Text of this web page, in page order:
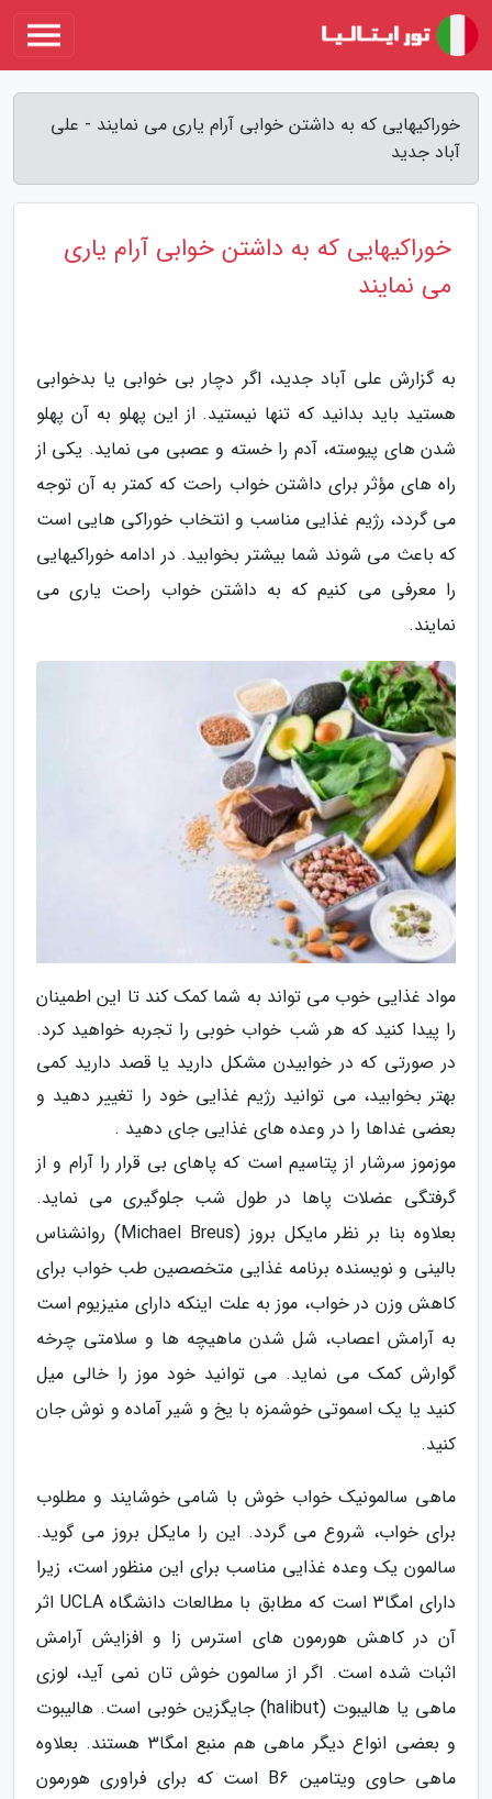
خوراکیهایی که به داشتن خوابی آرام یاری می نمایند - علی
آباد جدید
خوراکیهایی که به داشتن خوابی آرام یاری
می نمایند
به گزارش علی آباد جدید، اگر دچار بی خوابی یا بدخوابی
هستید باید بدانید که تنها نیستید. از این پهلو به آن پهلو
شدن های پیوسته، آدم را خسته و عصبی می نماید. یکی از
راه های مؤثر برای داشتن خواب راحت که کمتر به آن توجه
می گردد، رژیم غذایی مناسب و انتخاب خوراکی هایی است
که باعث می شوند شما بیشتر بخوابید. در ادامه خوراکیهایی
را معرفی می کنیم که به داشتن خواب راحت یاری می
نمایند.
مواد غذایی خوب می تواند به شما کمک کند تا این اطمینان
را پیدا کنید که هر شب خواب خوبی را تجربه خواهید کرد.
در صورتی که در خوابیدن مشکل دارید یا قصد دارید کمی
بهتر بخوابید، می توانید رژیم غذایی خود را تغییر دهید و
بعضی غداها را در وعده های غذایی جای دهید .
موزموز سرشار از پتاسیم است که پاهای بی قرار را آرام و از
گرفتگی عضلات پاها در طول شب جلوگیری می نماید.
بعلاوه بنا بر نظر مایکل بروز (Michael Breus) روانشناس
بالینی و نویسنده برنامه غذایی متخصصین طب خواب برای
کاهش وزن در خواب، موز به علت اینکه دارای منیزیوم است
به آرامش اعصاب، شل شدن ماهیچه ها و سلامتی چرخه
گوارش کمک می نماید. می توانید خود موز را خالی میل
کنید یا یک اسموتی خوشمزه با یخ و شیر آماده و نوش جان
کنید.
ماهی سالمونیک خواب خوش با شامی خوشایند و مطلوب
برای خواب، شروع می گردد. این را مایکل بروز می گوید.
سالمون یک وعده غذایی مناسب برای این منظور است، زیرا
دارای امگا3 است که مطابق با مطالعات دانشگاه UCLA اثر
آن در کاهش هورمون های استرس زا و افزایش آرامش
اثبات شده است. اگر از سالمون خوش تان نمی آید، لوزی
ماهی یا هالیبوت (halibut) جایگزین خوبی است. هالیبوت
و بعضی انواع دیگر ماهی هم منبع امگا3 هستند. بعلاوه
ماهی حاوی ویتامین B6 است که برای فراوری هورمون